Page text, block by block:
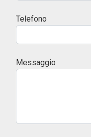
Telefono
Messaggio